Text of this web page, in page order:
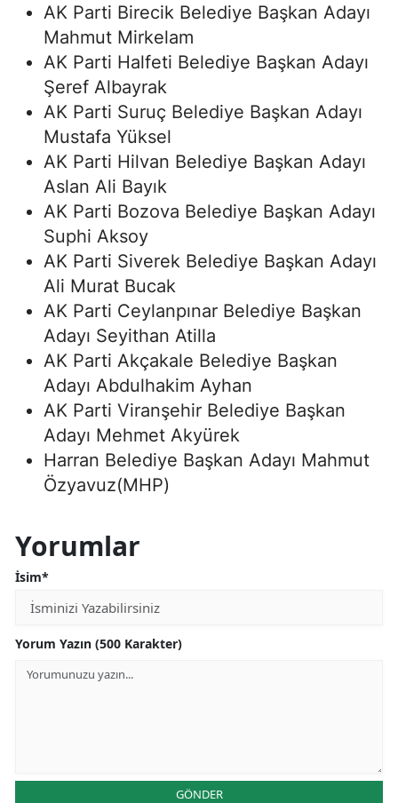
AK Parti Birecik Belediye Başkan Adayı
Mahmut Mirkelam
AK Parti Halfeti Belediye Başkan Adayı
Şeref Albayrak
AK Parti Suruç Belediye Başkan Adayı
Mustafa Yüksel
AK Parti Hilvan Belediye Başkan Adayı
Aslan Ali Bayık
AK Parti Bozova Belediye Başkan Adayı
Suphi Aksoy
AK Parti Siverek Belediye Başkan Adayı
Ali Murat Bucak
AK Parti Ceylanpınar Belediye Başkan
Adayı Seyithan Atilla
AK Parti Akçakale Belediye Başkan
Adayı Abdulhakim Ayhan
AK Parti Viranşehir Belediye Başkan
Adayı Mehmet Akyürek
Harran Belediye Başkan Adayı Mahmut
Özyavuz(MHP)
Yorumlar
İsim*
Yorum Yazın (500 Karakter)
GÖNDER